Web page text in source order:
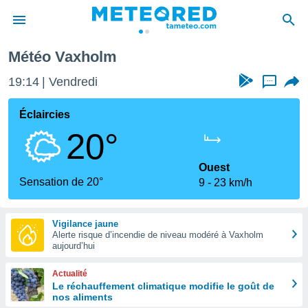
de
Météo Vaxholm
19:14 Vendredi ...
Éclaircies
20°
Sensation de 20°
Ouest
9
23 km/h
Vigilance jaune
Alerte risque d’incendie de niveau modéré à Vaxholm
aujourd’hui
Actualité
Le réchauffement climatique modifie le goût de
nos aliments